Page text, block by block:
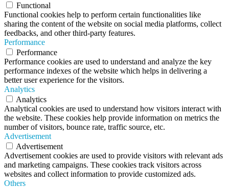
Functional
Functional cookies help to perform certain functionalities like
sharing the content of the website on social media platforms, collect
feedbacks, and other third-party features.
Performance
Performance
Performance cookies are used to understand and analyze the key
performance indexes of the website which helps in delivering a
better user experience for the visitors.
Analytics
Analytics
Analytical cookies are used to understand how visitors interact with
the website. These cookies help provide information on metrics the
number of visitors, bounce rate, traffic source, etc.
Advertisement
Advertisement
Advertisement cookies are used to provide visitors with relevant ads
and marketing campaigns. These cookies track visitors across
websites and collect information to provide customized ads.
Others